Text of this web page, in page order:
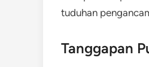
tuduhan
Tanggapan